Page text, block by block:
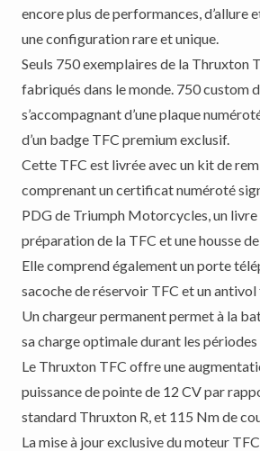
encore plus de performances, d’allure
une configuration rare et unique.
Seuls 750 exemplaires de la Thruxton
fabriqués dans le monde. 750 custom
s’accompagnant d’une plaque
d’un badge TFC premium exclusif.
Cette TFC est livrée avec un kit de
comprenant un certificat numéroté
PDG de Triumph Motorcycles, un livre
préparation de la TFC et une housse
Elle comprend également un porte
sacoche de réservoir TFC et un antivol
Un chargeur permanent permet à la
sa charge optimale durant les
Le Thruxton TFC offre une
puissance de pointe de 12 CV par
standard Thruxton R, et 115 Nm de
La mise à jour exclusive du moteur